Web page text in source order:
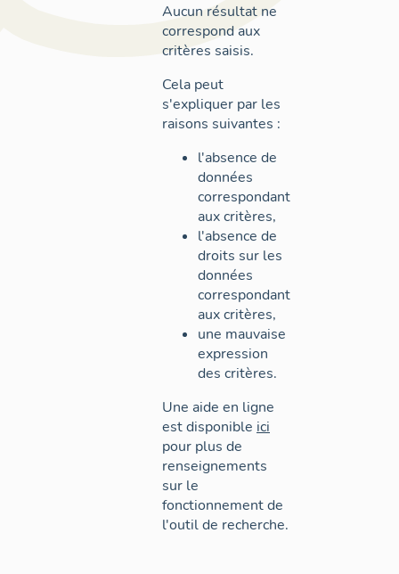
Aucun résultat ne
correspond aux
critères saisis.
Cela peut
s'expliquer par les
raisons suivantes :
l'absence de
données
correspondant
aux critères,
l'absence de
droits sur les
données
correspondant
aux critères,
une mauvaise
expression
des critères.
Une aide en ligne
est disponible ici
pour plus de
renseignements
sur le
fonctionnement de
l'outil de recherche.